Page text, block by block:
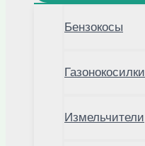
Бензокосы
Газонокосилки
Измельчители